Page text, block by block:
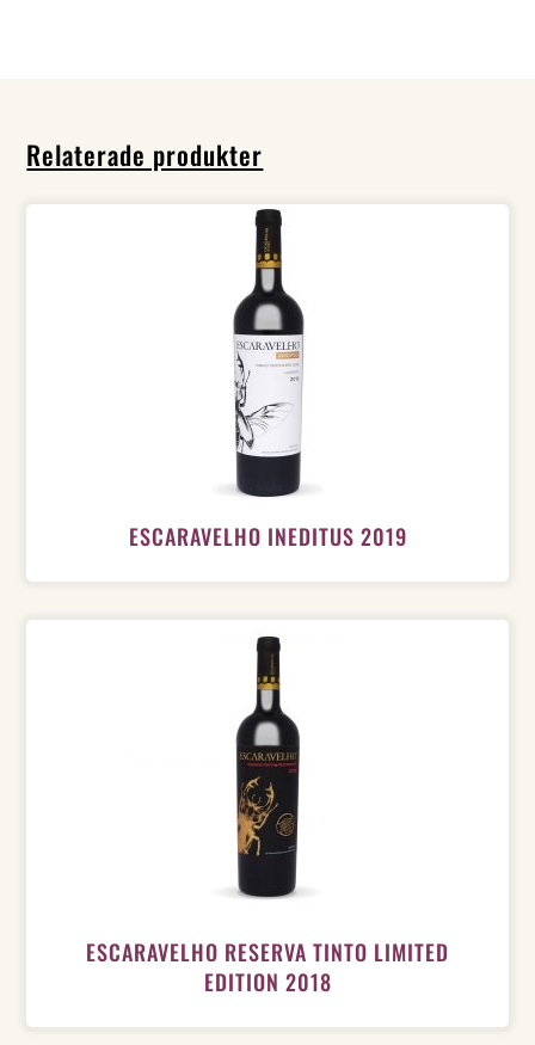
Relaterade produkter
ESCARAVELHO INEDITUS 2019
ESCARAVELHO RESERVA TINTO LIMITED
EDITION 2018